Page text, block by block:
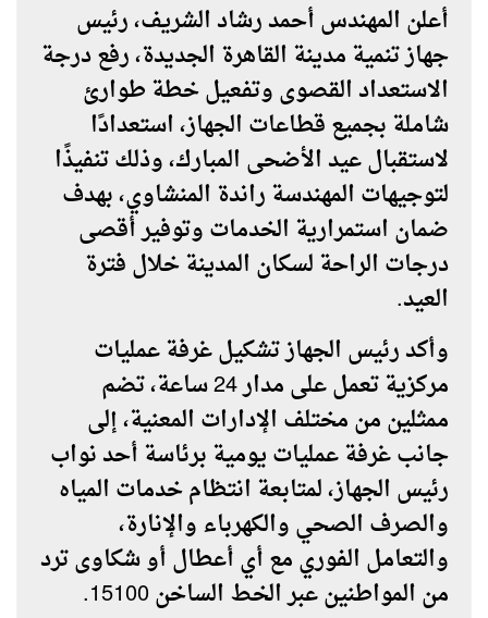
أعلن المهندس أحمد رشاد الشريف، رئيس
جهاز تنمية مدينة القاهرة الجديدة، رفع درجة
الاستعداد القصوى وتفعيل خطة طوارئ
شاملة بجميع قطاعات الجهاز، استعدادًا
لاستقبال عيد الأضحى المبارك، وذلك تنفيذًا
لتوجيهات المهندسة راندة المنشاوي، بهدف
ضمان استمرارية الخدمات وتوفير أقصى
درجات الراحة لسكان المدينة خلال فترة
العيد.
وأكد رئيس الجهاز تشكيل غرفة عمليات
مركزية تعمل على مدار 24 ساعة، تضم
ممثلين من مختلف الإدارات المعنية، إلى
جانب غرفة عمليات يومية برئاسة أحد نواب
رئيس الجهاز، لمتابعة انتظام خدمات المياه
والصرف الصحي والكهرباء والإنارة،
والتعامل الفوري مع أي أعطال أو شكاوى ترد
من المواطنين عبر الخط الساخن 15100.